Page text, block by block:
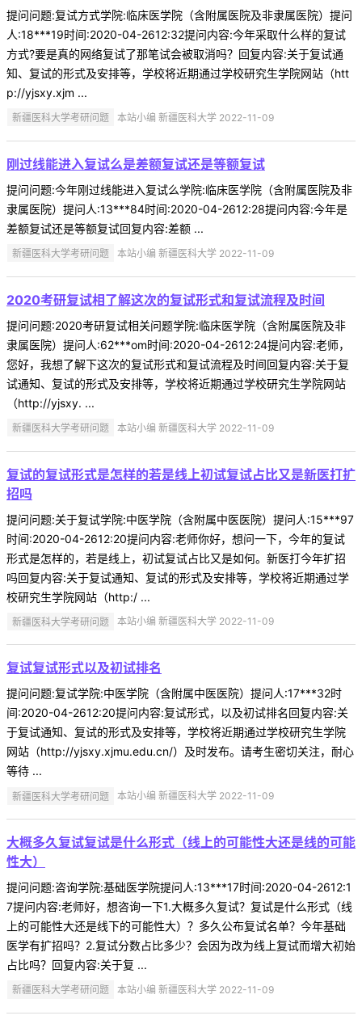
提问问题:复试方式学院:临床医学院（含附属医院及非隶属医院）提问
人:18***19时间:2020-04-2612:32提问内容:今年采取什么样的复试
方式?要是真的网络复试了那笔试会被取消吗？回复内容:关于复试通
知、复试的形式及安排等，学校将近期通过学校研究生学院网站（htt
p://yjsxy.xjm ...
新疆医科大学考研问题 本站小编 新疆医科大学 2022-11-09
刚过线能进入复试么是差额复试还是等额复试
提问问题:今年刚过线能进入复试么学院:临床医学院（含附属医院及非
隶属医院）提问人:13***84时间:2020-04-2612:28提问内容:今年是
差额复试还是等额复试回复内容:差额 ...
新疆医科大学考研问题 本站小编 新疆医科大学 2022-11-09
2020考研复试相了解这次的复试形式和复试流程及时间
提问问题:2020考研复试相关问题学院:临床医学院（含附属医院及非
隶属医院）提问人:62***om时间:2020-04-2612:24提问内容:老师，
您好，我想了解下这次的复试形式和复试流程及时间回复内容:关于复
试通知、复试的形式及安排等，学校将近期通过学校研究生学院网站
（http://yjsxy. ...
新疆医科大学考研问题 本站小编 新疆医科大学 2022-11-09
复试的复试形式是怎样的若是线上初试复试占比又是新医打扩
招吗
提问问题:关于复试学院:中医学院（含附属中医医院）提问人:15***97
时间:2020-04-2612:20提问内容:老师你好，想问一下，今年的复试
形式是怎样的，若是线上，初试复试占比又是如何。新医打今年扩招
吗回复内容:关于复试通知、复试的形式及安排等，学校将近期通过学
校研究生学院网站（http:/ ...
新疆医科大学考研问题 本站小编 新疆医科大学 2022-11-09
复试复试形式以及初试排名
提问问题:复试学院:中医学院（含附属中医医院）提问人:17***32时
间:2020-04-2612:20提问内容:复试形式，以及初试排名回复内容:关
于复试通知、复试的形式及安排等，学校将近期通过学校研究生学院
网站（http://yjsxy.xjmu.edu.cn/）及时发布。请考生密切关注，耐心
等待 ...
新疆医科大学考研问题 本站小编 新疆医科大学 2022-11-09
大概多久复试复试是什么形式（线上的可能性大还是线的可能
性大）
提问问题:咨询学院:基础医学院提问人:13***17时间:2020-04-2612:1
7提问内容:老师好，想咨询一下1.大概多久复试？复试是什么形式（线
上的可能性大还是线下的可能性大）？多久公布复试名单？今年基础
医学有扩招吗？2.复试分数占比多少？会因为改为线上复试而增大初始
占比吗？回复内容:关于复 ...
新疆医科大学考研问题 本站小编 新疆医科大学 2022-11-09